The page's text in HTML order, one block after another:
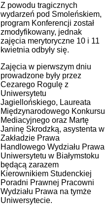
Z powodu tragicznych
wydarzeń pod Smoleńskiem,
program Konferencji został
zmodyfikowany, jednak
zajęcia merytoryczne 10 i 11
kwietnia odbyły się.
Zajęcia w pierwszym dniu
prowadzone były przez
Cezarego Rogulę z
Uniwersytetu
Jagiellońskiego, Laureata
Międzynarodowego Konkursu
Mediacyjnego oraz Martę
Janinę Skrodzką, asystenta w
Zakładzie Prawa
Handlowego Wydziału Prawa
Uniwersytetu w Białymstoku
będącą zarazem
Kierownikiem Studenckiej
Poradni Prawnej Pracowni
Wydziału Prawa na tymże
Uniwersytecie.